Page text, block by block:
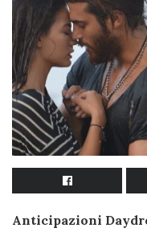
Anticipazioni